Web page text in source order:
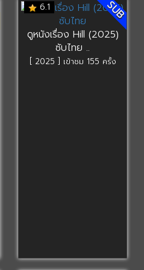
6.1 SUB
ดูหนังเรื่อง Hill (2025)
ซับไทย ..
[ 2025 ] เข้าชม 155 ครั้ง